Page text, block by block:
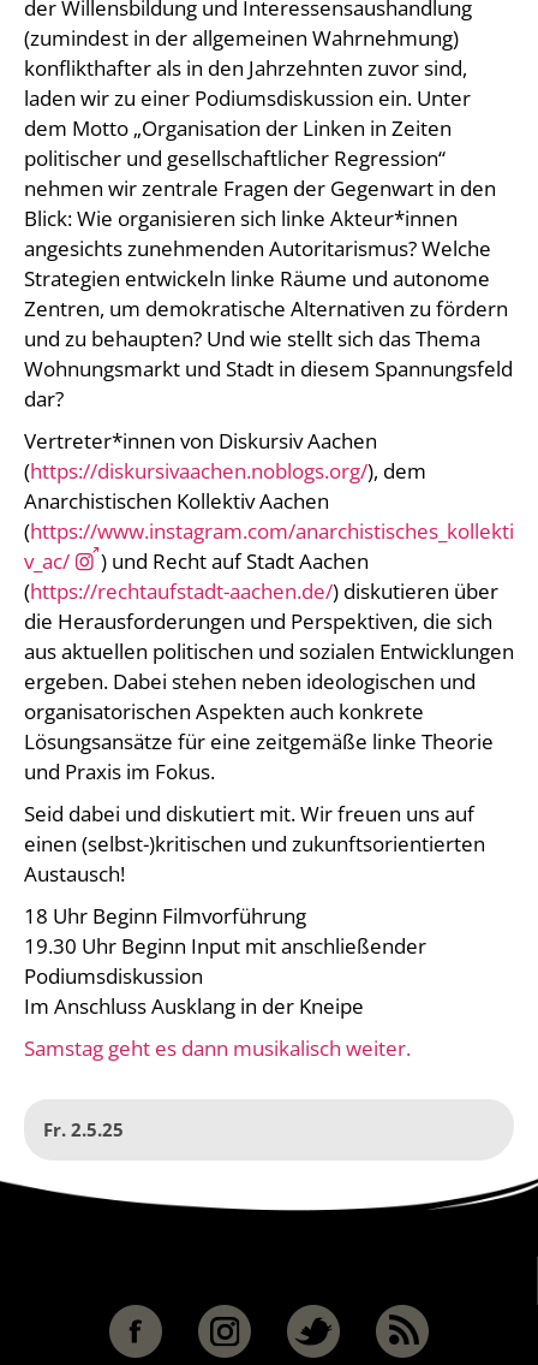
der Willensbildung und Interessensaushandlung
(zumindest in der allgemeinen Wahrnehmung)
konflikthafter als in den Jahrzehnten zuvor sind,
laden wir zu einer Podiumsdiskussion ein. Unter
dem Motto „Organisation der Linken in Zeiten
politischer und gesellschaftlicher Regression“
nehmen wir zentrale Fragen der Gegenwart in den
Blick: Wie organisieren sich linke Akteur*innen
angesichts zunehmenden Autoritarismus? Welche
Strategien entwickeln linke Räume und autonome
Zentren, um demokratische Alternativen zu fördern
und zu behaupten? Und wie stellt sich das Thema
Wohnungsmarkt und Stadt in diesem Spannungsfeld
dar?
Vertreter*innen von Diskursiv Aachen
(https://diskursivaachen.noblogs.org/), dem
Anarchistischen Kollektiv Aachen
(https://www.instagram.com/anarchistisches_kollekti
v_ac/
) und Recht auf Stadt Aachen
(https://rechtaufstadt-aachen.de/) diskutieren über
die Herausforderungen und Perspektiven, die sich
aus aktuellen politischen und sozialen Entwicklungen
ergeben. Dabei stehen neben ideologischen und
organisatorischen Aspekten auch konkrete
Lösungsansätze für eine zeitgemäße linke Theorie
und Praxis im Fokus.
Seid dabei und diskutiert mit. Wir freuen uns auf
einen (selbst-)kritischen und zukunftsorientierten
Austausch!
18 Uhr Beginn Filmvorführung
19.30 Uhr Beginn Input mit anschließender
Podiumsdiskussion
Im Anschluss Ausklang in der Kneipe
Samstag geht es dann musikalisch weiter.
Fr. 2.5.25